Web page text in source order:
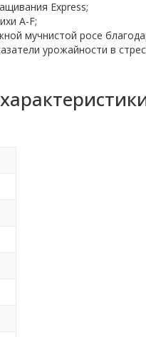
Express;
A-F;
мучнистой росе
урожайности в